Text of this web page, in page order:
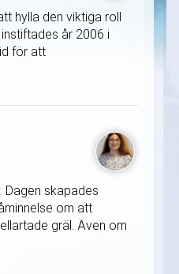
hylla den viktiga roll
år 2006 i
för att
Dagen skapades
om att
gräl. Även om